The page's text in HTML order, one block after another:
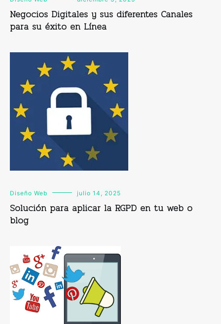
Negocios Digitales y sus diferentes Canales
para su éxito en Línea
Diseño Web julio 14, 2025
Solución para aplicar la RGPD en tu web o
blog